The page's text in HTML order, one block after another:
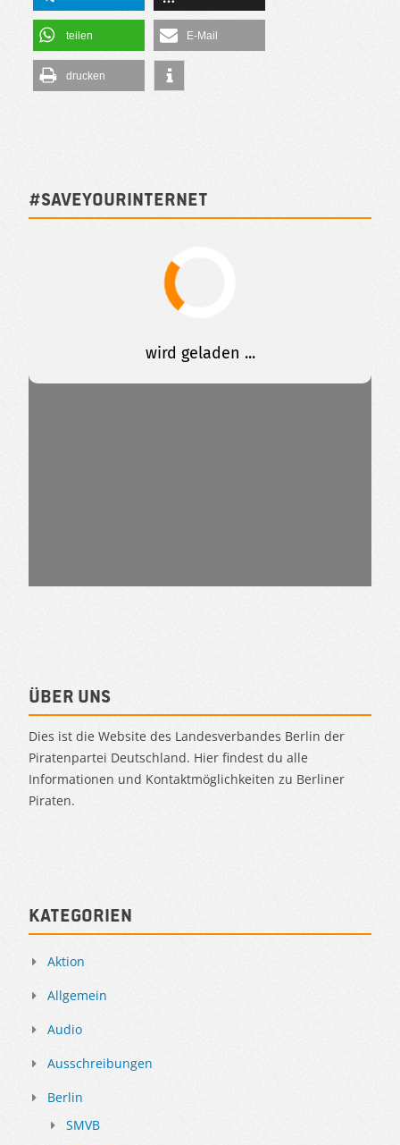
teilen E-Mail
drucken
#SAVEYOURINTERNET
Über uns
Dies ist die Website des Landesverbandes Berlin der
Piratenpartei Deutschland. Hier findest du alle
Informationen und Kontaktmöglichkeiten zu Berliner
Piraten.
Kategorien
Aktion
Allgemein
Audio
Ausschreibungen
Berlin
SMVB